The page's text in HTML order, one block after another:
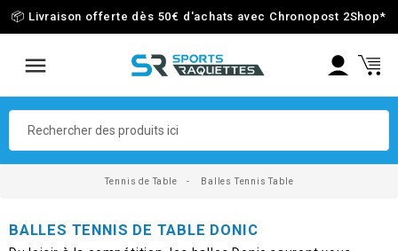
📦 Livraison offerte dès 50€ d'achats avec Chronopost 2Shop*
Tennis de Table Balles Tennis Table
BALLES TENNIS DE TABLE DONIC